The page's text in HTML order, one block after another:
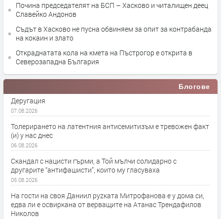
Почина председателят на БСП – Хасково и читалищен деец
Славейко Андонов
Съдът в Хасково не пусна обвиняем за опит за контрабанда
на кокаин и злато
Откраднатата кола на кмета на Пъстрогор е открита в
Северозападна България
Блогове
Деругация
07.08.2026
Толерирането на латентния антисемитизъм е тревожен факт
(и) у нас днес
06.08.2026
Скандал с нацисти гърми, а Той мълчи солидарно с
другарите “антифашисти”, които му гласуваха
05.08.2026
На гости на своя Даниил руzката Митрофанова е у дома си,
едва ли е освиркана от верващите на Атанас Трендафилов
Николов